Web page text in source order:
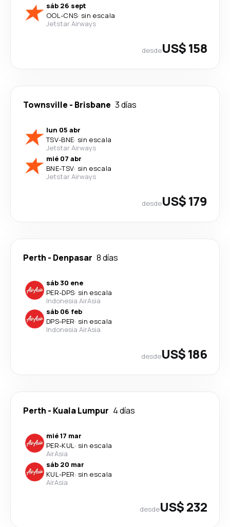
sáb 26 sept
OOL-CNS· sin escala
Jetstar Airways
desdeUS$ 158
Townsville - Brisbane 3 días
lun 05 abr
TSV-BNE· sin escala
Jetstar Airways
mié 07 abr
BNE-TSV· sin escala
Jetstar Airways
desdeUS$ 179
Perth - Denpasar 8 días
sáb 30 ene
PER-DPS· sin escala
Indonesia AirAsia
sáb 06 feb
DPS-PER· sin escala
Indonesia AirAsia
desdeUS$ 186
Perth - Kuala Lumpur 4 días
mié 17 mar
PER-KUL· sin escala
AirAsia
sáb 20 mar
KUL-PER· sin escala
AirAsia
desdeUS$ 232